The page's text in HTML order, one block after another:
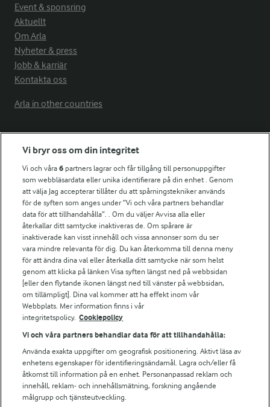
Event & sponsring
Aktuellt
Om Arla
Nyheter & press
Jobb & karriär
Kontakta oss
Arla in other countries
Fler Arlasajter
För ägare
Arlas kundportal
Arla.com
Falbygdens Ost
Arla webbshop
Bildbank
Följ oss
Vi bryr oss om din integritet
Vi och våra6 partners lagrar och får tillgång till personuppgifter
som webbläsardata eller unika identifierare på din enhet . Genom
att välja Jag accepterar tillåter du att spårningstekniker används
för de syften som anges under ”Vi och våra partners behandlar
data för att tillhandahålla”. . Om du väljer Avvisa alla eller
återkallar ditt samtycke inaktiveras de. Om spårare är
inaktiverade kan visst innehåll och vissa annonser som du ser
vara mindre relevanta för dig. Du kan återkomma till denna meny
för att ändra dina val eller återkalla ditt samtycke när som helst
genom att klicka på länken Visa syften längst ned på webbsidan
[eller den flytande ikonen längst ned till vänster på webbsidan,
om tillämpligt]. Dina val kommer att ha effekt inom vår
Webbplats. Mer information finns i vår
integritetspolicy. Cookiepolicy
Vi och våra partners behandlar data för att tillhandahålla:
Använda exakta uppgifter om geografisk positionering. Aktivt läsa av
enhetens egenskaper för identifieringsändamål. Lagra och/eller få
åtkomst till information på en enhet. Personanpassad reklam och
innehåll, reklam- och innehållsmätning, forskning angående
målgrupp och tjänsteutveckling.